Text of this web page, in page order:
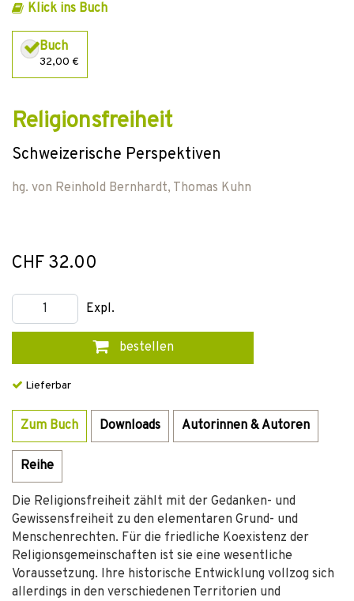
Klick ins Buch
Buch
32,00 €
Religionsfreiheit
Schweizerische Perspektiven
hg. von Reinhold Bernhardt, Thomas Kuhn
CHF 32.00
Expl.
bestellen
Lieferbar
Zum Buch Downloads Autorinnen & Autoren
Reihe
Die Religionsfreiheit zählt mit der Gedanken- und
Gewissensfreiheit zu den elementaren Grund- und
Menschenrechten. Für die friedliche Koexistenz der
Religionsgemeinschaften ist sie eine wesentliche
Voraussetzung. Ihre historische Entwicklung vollzog sich
allerdings in den verschiedenen Territorien und